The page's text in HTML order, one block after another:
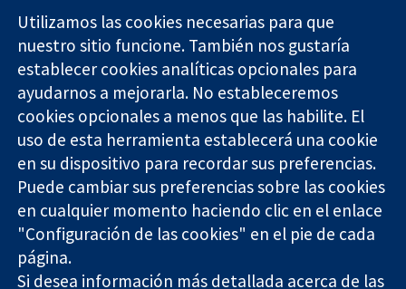
Evidencia fiable.
Decisiones
informadas.
Mejor salud.
11-13 Cavendish
Square
Londres
W1G 0AN
Reino Unido
Contacto
Noticias
Prensa
Sobre
nosotros
Empleo
Cochrane
Library
The Cochrane Collaboration is a charity (no. 1045921) and a
company limited by guarantee (no. 03044323) registered in
Utilizamos las cookies necesarias para que
nuestro sitio funcione. También nos gustaría
establecer cookies analíticas opcionales para
ayudarnos a mejorarla. No estableceremos
cookies opcionales a menos que las habilite. El
uso de esta herramienta establecerá una cookie
en su dispositivo para recordar sus preferencias.
Puede cambiar sus preferencias sobre las cookies
en cualquier momento haciendo clic en el enlace
"Configuración de las cookies" en el pie de cada
página.
Si desea información más detallada acerca de las